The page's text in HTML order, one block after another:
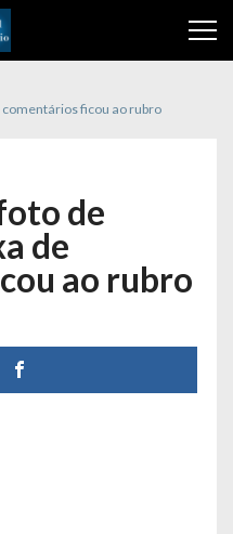
comentários ficou ao rubro
de
de
ao rubro